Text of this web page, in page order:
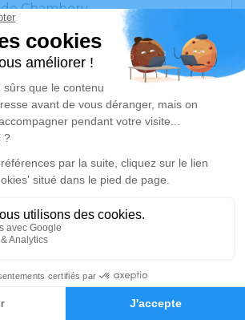
Hommages
Chambery.
à utiliser cet espace pour
partager des photos
anecdote ou exprimer vos
des poèmes ou des textes.
un lieu d'expression dédié à
de Claude MEYER.
d’arbre hommage est
décembre 2025 à 09h15